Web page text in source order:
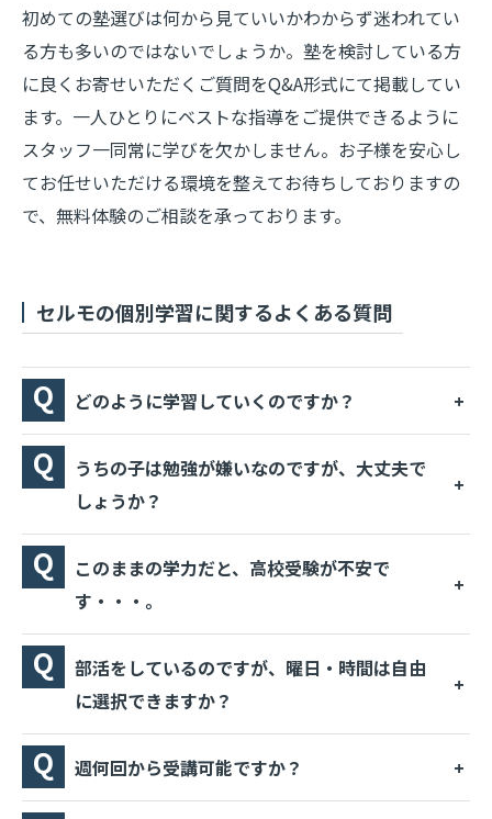
初めての塾選びは何から見ていいかわからず迷われてい
る方も多いのではないでしょうか。塾を検討している方
に良くお寄せいただくご質問をQ&A形式にて掲載してい
ます。一人ひとりにベストな指導をご提供できるように
スタッフ一同常に学びを欠かしません。お子様を安心し
てお任せいただける環境を整えてお待ちしておりますの
で、無料体験のご相談を承っております。
セルモの個別学習に関するよくある質問
どのように学習していくのですか？
うちの子は勉強が嫌いなのですが、大丈夫で
しょうか？
このままの学力だと、高校受験が不安で
す・・・。
部活をしているのですが、曜日・時間は自由
に選択できますか？
週何回から受講可能ですか？